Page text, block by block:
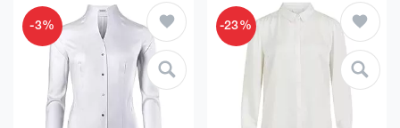
-3% -23%